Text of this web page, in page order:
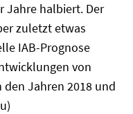
Jahre halbiert. Der
zuletzt etwas
IAB-Prognose
von
Jahren 2018 und